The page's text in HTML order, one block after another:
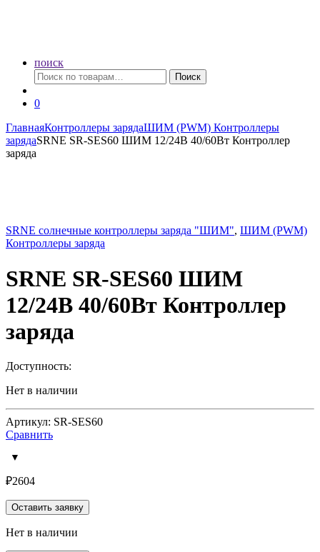
поиск
Искать:
Поиск
0
ГлавнаяКонтроллеры зарядаШИМ (PWM) Контроллеры
зарядаSRNE SR-SES60 ШИМ 12/24В 40/60Вт Контроллер
заряда
SRNE солнечные контроллеры заряда "ШИМ", ШИМ (PWM)
Контроллеры заряда
SRNE SR-SES60 ШИМ
12/24В 40/60Вт Контроллер
заряда
Доступность:
Нет в наличии
Артикул: SR-SES60
Сравнить
₽2604
Оставить заявку
Нет в наличии